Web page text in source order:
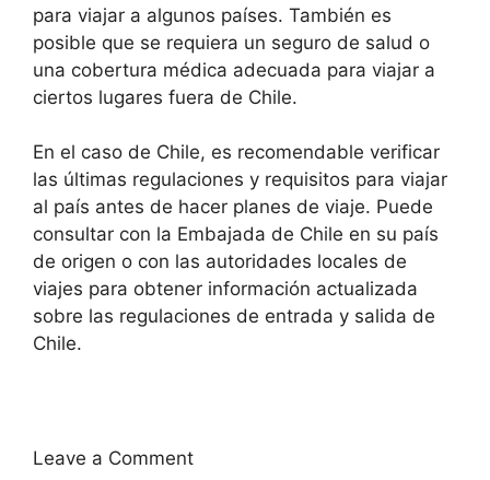
para viajar a algunos países. También es
posible que se requiera un seguro de salud o
una cobertura médica adecuada para viajar a
ciertos lugares fuera de Chile.
En el caso de Chile, es recomendable verificar
las últimas regulaciones y requisitos para viajar
al país antes de hacer planes de viaje. Puede
consultar con la Embajada de Chile en su país
de origen o con las autoridades locales de
viajes para obtener información actualizada
sobre las regulaciones de entrada y salida de
Chile.
Leave a Comment